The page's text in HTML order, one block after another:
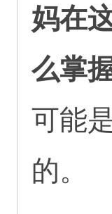
妈在
么掌
可能
的。